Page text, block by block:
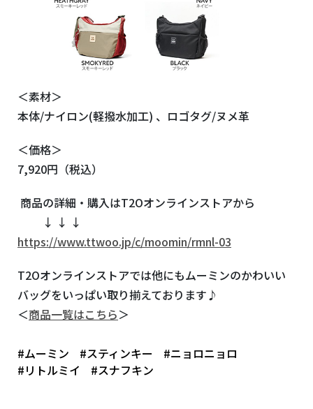
＜素材＞
本体/ナイロン(軽撥水加工) 、ロゴタグ/ヌメ革
＜価格＞
7,920円（税込）
商品の詳細・購入はT2Oオンラインストアから
↓ ↓ ↓
https://www.ttwoo.jp/c/moomin/rmnl-03
T2Oオンラインストアでは他にもムーミンのかわいい
バッグをいっぱい取り揃えております♪
＜商品一覧はこちら＞
#ムーミン #スティンキー
#ニョロニョロ
#リトルミイ
#スナフキン